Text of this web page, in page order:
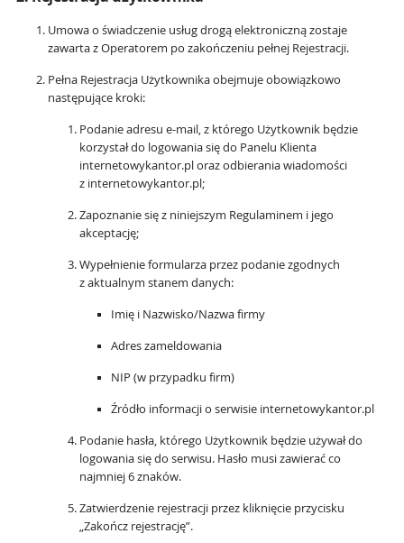
Umowa o świadczenie usług drogą elektroniczną zostaje
zawarta z Operatorem po zakończeniu pełnej Rejestracji.
Pełna Rejestracja Użytkownika obejmuje obowiązkowo
następujące kroki:
Podanie adresu e-mail, z którego Użytkownik będzie
korzystał do logowania się do Panelu Klienta
internetowykantor.pl oraz odbierania wiadomości
z internetowykantor.pl;
Zapoznanie się z niniejszym Regulaminem i jego
akceptację;
Wypełnienie formularza przez podanie zgodnych
z aktualnym stanem danych:
Imię i Nazwisko/Nazwa firmy
Adres zameldowania
NIP (w przypadku firm)
Źródło informacji o serwisie internetowykantor.pl
Podanie hasła, którego Użytkownik będzie używał do
logowania się do serwisu. Hasło musi zawierać co
najmniej 6 znaków.
Zatwierdzenie rejestracji przez kliknięcie przycisku
„Zakończ rejestrację”.